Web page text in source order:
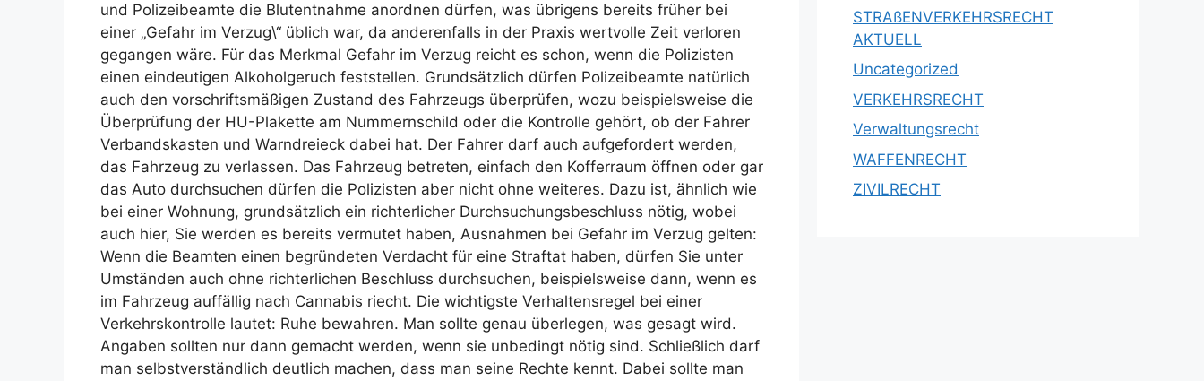
und Polizeibeamte die Blutentnahme anordnen dürfen, was übrigens bereits früher bei
einer „Gefahr im Verzug\“ üblich war, da anderenfalls in der Praxis wertvolle Zeit verloren
gegangen wäre. Für das Merkmal Gefahr im Verzug reicht es schon, wenn die Polizisten
einen eindeutigen Alkoholgeruch feststellen. Grundsätzlich dürfen Polizeibeamte natürlich
auch den vorschriftsmäßigen Zustand des Fahrzeugs überprüfen, wozu beispielsweise die
Überprüfung der HU-Plakette am Nummern­schild oder die Kontrolle gehört, ob der Fahrer
Verbands­kasten und Warndreieck dabei hat. Der Fahrer darf auch aufgefordert werden,
das Fahrzeug zu verlassen. Das Fahrzeug betreten, einfach den Kofferraum öffnen oder gar
das Auto durch­suchen dürfen die Polizisten aber nicht ohne weiteres. Dazu ist, ähnlich wie
bei einer Wohnung, grundsätzlich ein richterlicher Durchsuchungsbeschluss nötig, wobei
auch hier, Sie werden es bereits vermutet haben, Ausnahmen bei Gefahr im Verzug gelten:
Wenn die Beamten einen begründeten Verdacht für eine Straftat haben, dürfen Sie unter
Umständen auch ohne richterlichen Beschluss durchsuchen, beispielsweise dann, wenn es
im Fahrzeug auffällig nach Cannabis riecht. Die wichtigste Verhal­tens­regel bei einer
Verkehrs­kon­trolle lautet: Ruhe bewahren. Man sollte genau überlegen, was gesagt wird.
Angaben sollten nur dann gemacht werden, wenn sie unbedingt nötig sind. Schließlich darf
man selbstverständlich deutlich machen, dass man seine Rechte kennt. Dabei sollte man
STRAßENVERKEHRSRECHT
AKTUELL
Uncategorized
VERKEHRSRECHT
Verwaltungsrecht
WAFFENRECHT
ZIVILRECHT